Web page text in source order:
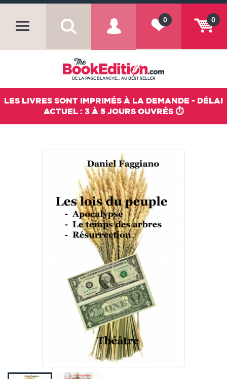
0
0
DE LA PAGE BLANCHE... AU BEST SELLER
LES LIVRES SONT IMPRIMÉS À LA DEMANDE - DÉLAI
ACTUEL : 3 À 5 JOURS OUVRÉS ⏱️